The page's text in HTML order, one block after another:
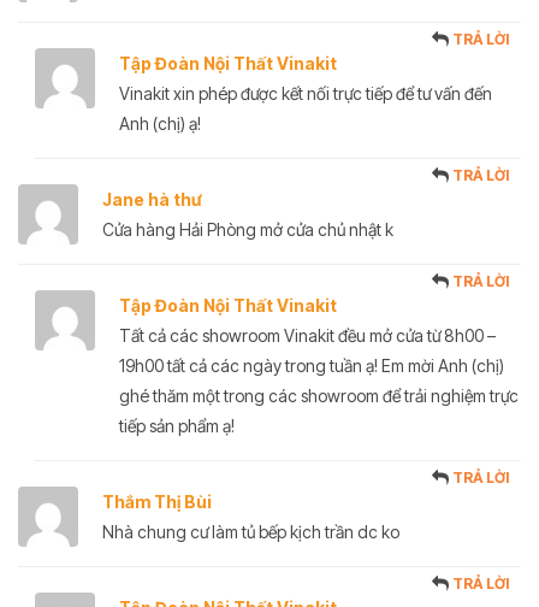
Tập Đoàn Nội Thất Vinakit
TRẢ LỜI
Vinakit xin phép được kết nối trực tiếp để tư vấn đến
Anh (chị) ạ!
Jane hà thư
TRẢ LỜI
Cửa hàng Hải Phòng mở cửa chủ nhật k
Tập Đoàn Nội Thất Vinakit
TRẢ LỜI
Tất cả các showroom Vinakit đều mở cửa từ 8h00 –
19h00 tất cả các ngày trong tuần ạ! Em mời Anh (chị)
ghé thăm một trong các showroom để trải nghiệm trực
tiếp sản phẩm ạ!
Thắm Thị Bùi
TRẢ LỜI
Nhà chung cư làm tủ bếp kịch trần dc ko
TRẢ LỜI